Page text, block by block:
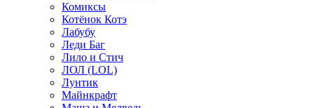
Комиксы
Котёнок Котэ
Лабубу
Леди Баг
Лило и Стич
ЛОЛ (LOL)
Лунтик
Майнкрафт